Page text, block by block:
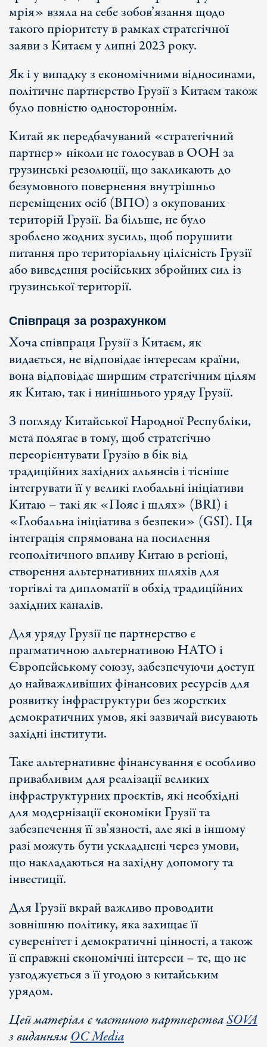
мрія» взяла на себе зобов’язання щодо
такого пріоритету в рамках стратегічної
заяви з Китаєм у липні 2023 року.
Як і у випадку з економічними відносинами,
політичне партнерство Грузії з Китаєм також
було повністю одностороннім.
Китай як передбачуваний «стратегічний
партнер» ніколи не голосував в ООН за
грузинські резолюції, що закликають до
безумовного повернення внутрішньо
переміщених осіб (ВПО) з окупованих
територій Грузії. Ба більше, не було
зроблено жодних зусиль, щоб порушити
питання про територіальну цілісність Грузії
або виведення російських збройних сил із
грузинської території.
Співпраця за розрахунком
Хоча співпраця Грузії з Китаєм, як
видається, не відповідає інтересам країни,
вона відповідає ширшим стратегічним цілям
як Китаю, так і нинішнього уряду Грузії.
З погляду Китайської Народної Республіки,
мета полягає в тому, щоб стратегічно
переорієнтувати Грузію в бік від
традиційних західних альянсів і тісніше
інтегрувати її у великі глобальні ініціативи
Китаю – такі як «Пояс і шлях» (BRI) і
«Глобальна ініціатива з безпеки» (GSI). Ця
інтеграція спрямована на посилення
геополітичного впливу Китаю в регіоні,
створення альтернативних шляхів для
торгівлі та дипломатії в обхід традиційних
західних каналів.
Для уряду Грузії це партнерство є
прагматичною альтернативою НАТО і
Європейському союзу, забезпечуючи доступ
до найважливіших фінансових ресурсів для
розвитку інфраструктури без жорстких
демократичних умов, які зазвичай висувають
західні інститути.
Таке альтернативне фінансування є особливо
привабливим для реалізації великих
інфраструктурних проєктів, які необхідні
для модернізації економіки Грузії та
забезпечення її зв’язності, але які в іншому
разі можуть бути ускладнені через умови,
що накладаються на західну допомогу та
інвестиції.
Для Грузії вкрай важливо проводити
зовнішню політику, яка захищає її
суверенітет і демократичні цінності, а також
її справжні економічні інтереси – те, що не
узгоджується з її угодою з китайським
урядом.
Цей матеріал є частиною партнерстваSOVA
з виданнямOC Media